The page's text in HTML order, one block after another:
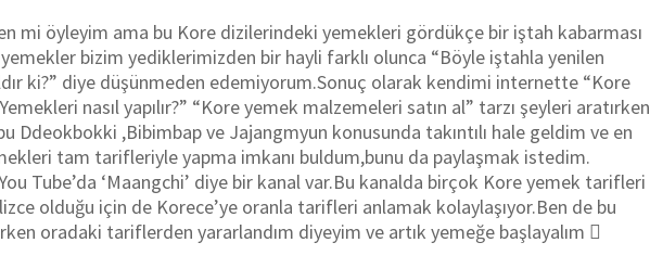
mi öyleyim ama bu Kore dizilerindeki yemekleri gördükçe bir iştah kabarması
bizim yediklerimizden bir hayli farklı olunca “Böyle iştahla yenilen
ki?” diye düşünmeden edemiyorum.Sonuç olarak kendimi internette “Kore
nasıl yapılır?” “Kore yemek malzemeleri satın al” tarzı şeyleri aratırken
Ddeokbokki ,Bibimbap ve Jajangmyun konusunda takıntılı hale geldim ve en
tam tarifleriyle yapma imkanı buldum,bunu da paylaşmak istedim.
Tube’da ‘Maangchi’ diye bir kanal var.Bu kanalda birçok Kore yemek tarifleri
olduğu için de Korece’ye oranla tarifleri anlamak kolaylaşıyor.Ben de bu
oradaki tariflerden yararlandım diyeyim ve artık yemeğe başlayalım 